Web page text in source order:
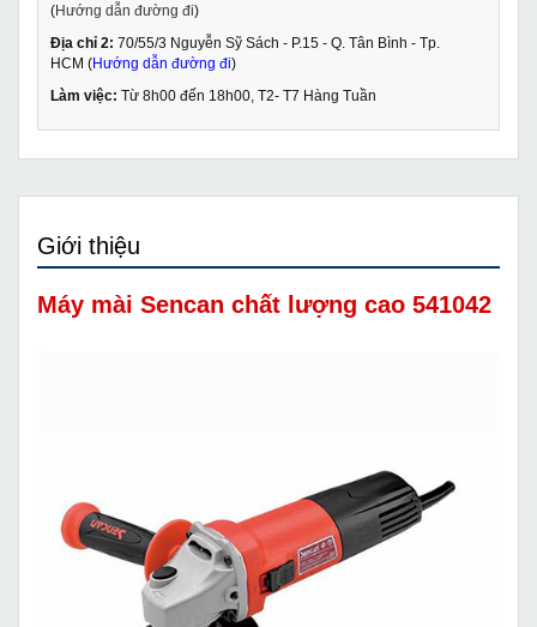
(Hướng dẫn đường đi)
Địa chỉ 2: 70/55/3 Nguyễn Sỹ Sách - P.15 - Q. Tân Bình - Tp.
HCM (Hướng dẫn đường đi)
Làm việc: Từ 8h00 đến 18h00, T2- T7 Hàng Tuần
Giới thiệu
Máy mài Sencan chất lượng cao 541042